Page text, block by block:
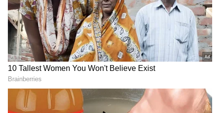
DOWNLOAD APP